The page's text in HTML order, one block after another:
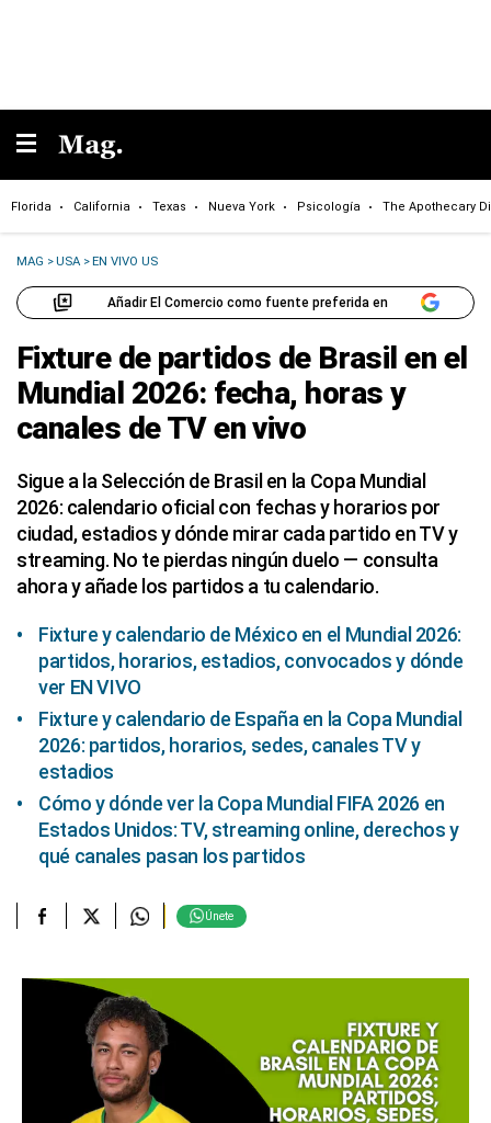
Florida California Texas Nueva York Psicología The Apothecary
MAG >USA >EN VIVO US
Añadir El Comercio como fuente preferida en
Fixture de partidos de Brasil en el
Mundial 2026: fecha, horas y
canales de TV en vivo
Sigue a la Selección de Brasil en la Copa Mundial
2026: calendario oficial con fechas y horarios por
ciudad, estadios y dónde mirar cada partido en TV y
streaming. No te pierdas ningún duelo — consulta
ahora y añade los partidos a tu calendario.
Fixture y calendario de México en el Mundial 2026:
partidos, horarios, estadios, convocados y dónde
ver EN VIVO
Fixture y calendario de España en la Copa Mundial
2026: partidos, horarios, sedes, canales TV y
estadios
Cómo y dónde ver la Copa Mundial FIFA 2026 en
Estados Unidos: TV, streaming online, derechos y
qué canales pasan los partidos
Únete